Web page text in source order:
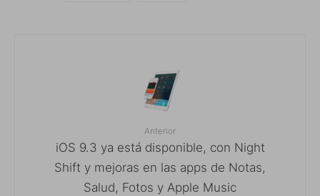
Anterior
iOS 9.3 ya está disponible, con Night
Shift y mejoras en las apps de Notas,
Salud, Fotos y Apple Music